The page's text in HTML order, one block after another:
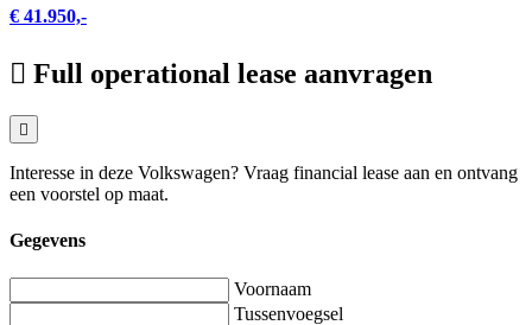
€ 41.950,-
Full operational lease aanvragen
Interesse in deze Volkswagen? Vraag financial lease aan en ontvang
een voorstel op maat.
Gegevens
Voornaam
Tussenvoegsel